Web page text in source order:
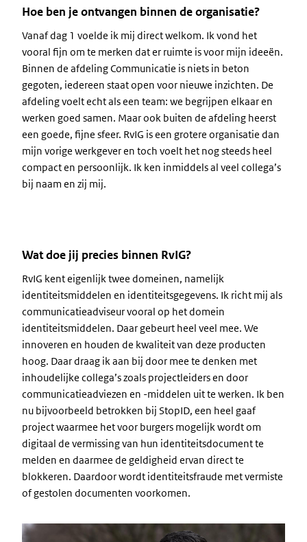
Hoe ben je ontvangen binnen de organisatie?
Vanaf dag 1 voelde ik mij direct welkom. Ik vond het
vooral fijn om te merken dat er ruimte is voor mijn ideeën.
Binnen de afdeling Communicatie is niets in beton
gegoten, iedereen staat open voor nieuwe inzichten. De
afdeling voelt echt als een team: we begrijpen elkaar en
werken goed samen. Maar ook buiten de afdeling heerst
een goede, fijne sfeer. RvIG is een grotere organisatie dan
mijn vorige werkgever en toch voelt het nog steeds heel
compact en persoonlijk. Ik ken inmiddels al veel collega’s
bij naam en zij mij.
Wat doe jij precies binnen RvIG?
RvIG kent eigenlijk twee domeinen, namelijk
identiteitsmiddelen en identiteitsgegevens. Ik richt mij als
communicatieadviseur vooral op het domein
identiteitsmiddelen. Daar gebeurt heel veel mee. We
innoveren en houden de kwaliteit van deze producten
hoog. Daar draag ik aan bij door mee te denken met
inhoudelijke collega’s zoals projectleiders en door
communicatieadviezen en -middelen uit te werken. Ik ben
nu bijvoorbeeld betrokken bij StopID, een heel gaaf
project waarmee het voor burgers mogelijk wordt om
digitaal de vermissing van hun identiteitsdocument te
melden en daarmee de geldigheid ervan direct te
blokkeren. Daardoor wordt identiteitsfraude met vermiste
of gestolen documenten voorkomen.
Image